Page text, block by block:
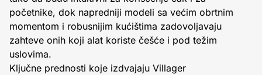
početnike, dok napredniji modeli sa većim obrtnim
momentom i robusnijim kućištima zadovoljavaju
zahteve onih koji alat koriste češće i pod težim
uslovima.
Ključne prednosti koje izdvajaju Villager